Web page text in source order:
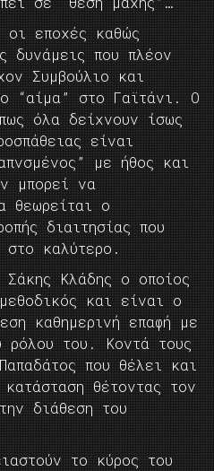
οι εποχές καθώς
δυνάμεις που πλέον
Συμβούλιο και
“αίμα” στο Γαϊτάνι. Ο
όλα δείχνουν ίσως
είναι
με ήθος και
μπορεί να
θεωρείται ο
διαιτησίας που
καλύτερο.
Κλάδης ο οποίος
και είναι ο
καθημερινή επαφή με
ρόλου του. Κοντά τους
που θέλει και
θέτοντας τον
διάθεση του
το κύρος του